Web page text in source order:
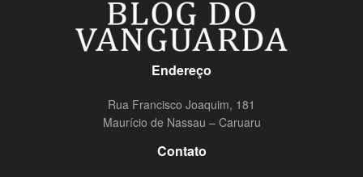
Endereço
Rua Francisco Joaquim, 181
Maurício de Nassau – Caruaru
Contato